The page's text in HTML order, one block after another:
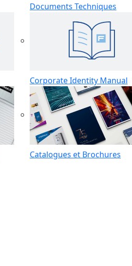
Documents Techniques
Corporate Identity Manual
Catalogues et Brochures